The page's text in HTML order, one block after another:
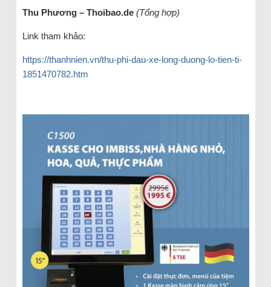
Thu Phương – Thoibao.de (Tổng hợp)
Link tham khảo:
https://thanhnien.vn/thu-phi-dau-xe-long-duong-lo-tien-ti-
1851470782.htm